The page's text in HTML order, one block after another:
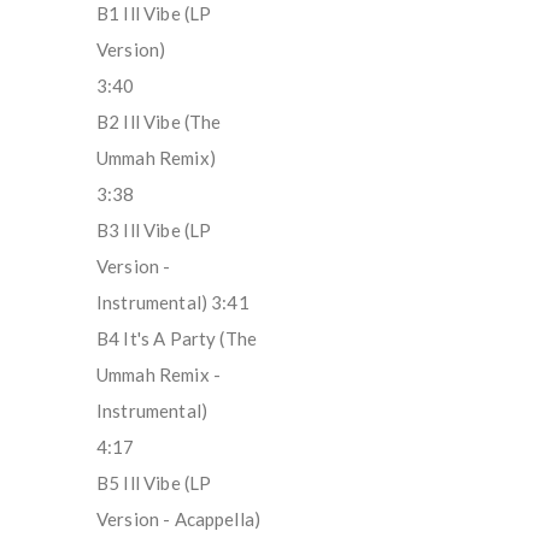
B1 Ill Vibe (LP
Version)
3:40
B2 Ill Vibe (The
Ummah Remix)
3:38
B3 Ill Vibe (LP
Version -
Instrumental) 3:41
B4 It's A Party (The
Ummah Remix -
Instrumental)
4:17
B5 Ill Vibe (LP
Version - Acappella)